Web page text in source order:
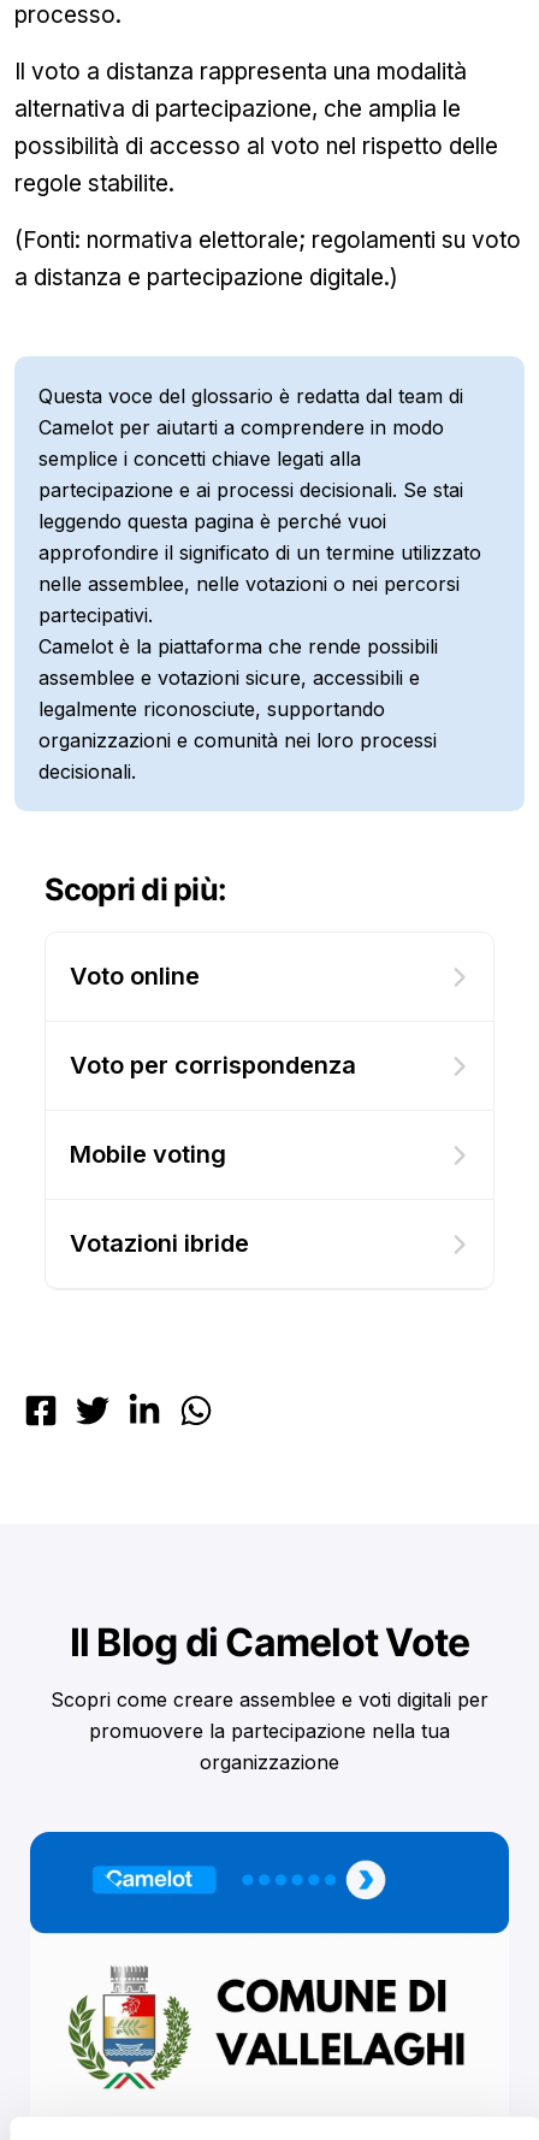
processo.
Il voto a distanza rappresenta una modalità
alternativa di partecipazione, che amplia le
possibilità di accesso al voto nel rispetto delle
regole stabilite.
(Fonti: normativa elettorale; regolamenti su voto
a distanza e partecipazione digitale.)
Questa voce del glossario è redatta dal team di
Camelot per aiutarti a comprendere in modo
semplice i concetti chiave legati alla
partecipazione e ai processi decisionali. Se stai
leggendo questa pagina è perché vuoi
approfondire il significato di un termine utilizzato
nelle assemblee, nelle votazioni o nei percorsi
partecipativi.
Camelot è la piattaforma che rende possibili
assemblee e votazioni sicure, accessibili e
legalmente riconosciute, supportando
organizzazioni e comunità nei loro processi
decisionali.
Scopri di più:
Voto online
Voto per corrispondenza
Mobile voting
Votazioni ibride
Il Blog di Camelot Vote
Scopri come creare assemblee e voti digitali per
promuovere la partecipazione nella tua
organizzazione